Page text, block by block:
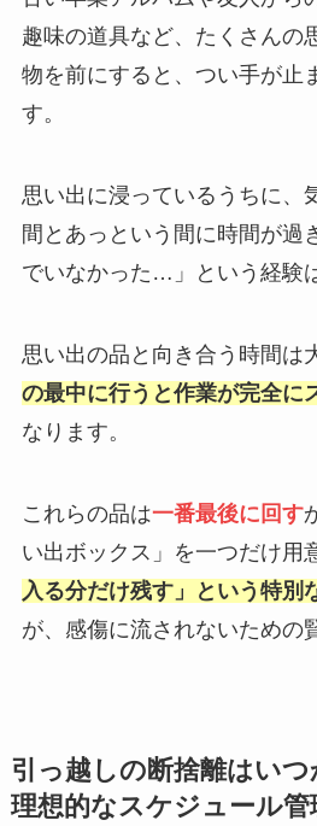
趣味の道具など、たくさんの
物を前にすると、つい手が止
す。
思い出に浸っているうちに、
間とあっという間に時間が過
でいなかった…」という経験
思い出の品と向き合う時間は
の最中に行うと作業が完全に
なります。
これらの品は一番最後に回す
い出ボックス」を一つだけ用
入る分だけ残す」という特別
が、感傷に流されないための
引っ越しの断捨離はい
理想的なスケジュール管